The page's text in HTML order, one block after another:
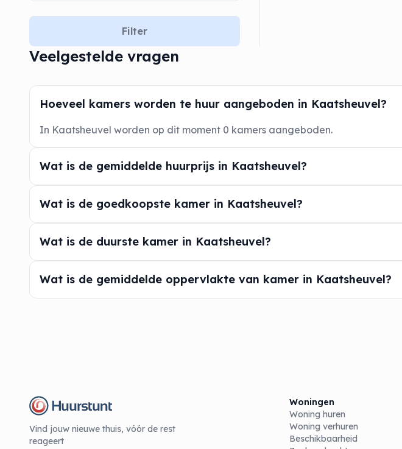
Filter
Veelgestelde vragen
Hoeveel kamers worden te huur aangeboden in Kaatsheuvel?
In Kaatsheuvel worden op dit moment 0 kamers aangeboden.
Wat is de gemiddelde huurprijs in Kaatsheuvel?
Wat is de goedkoopste kamer in Kaatsheuvel?
Wat is de duurste kamer in Kaatsheuvel?
Wat is de gemiddelde oppervlakte van kamer in Kaatsheuvel?
Vind jouw nieuwe thuis, vóór de rest
reageert
Woningen
Woning huren
Woning verhuren
Beschikbaarheid